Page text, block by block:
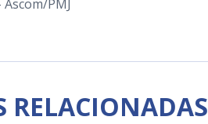
PMJ
RELACIONADAS